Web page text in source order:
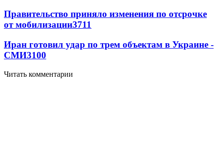
Правительство приняло изменения по отсрочке
от мобилизации3711
Иран готовил удар по трем объектам в Украине -
СМИ3100
Читать комментарии